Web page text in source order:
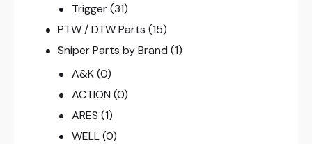
Trigger (31)
PTW / DTW Parts (15)
Sniper Parts by Brand (1)
A&K (0)
ACTION (0)
ARES (1)
WELL (0)